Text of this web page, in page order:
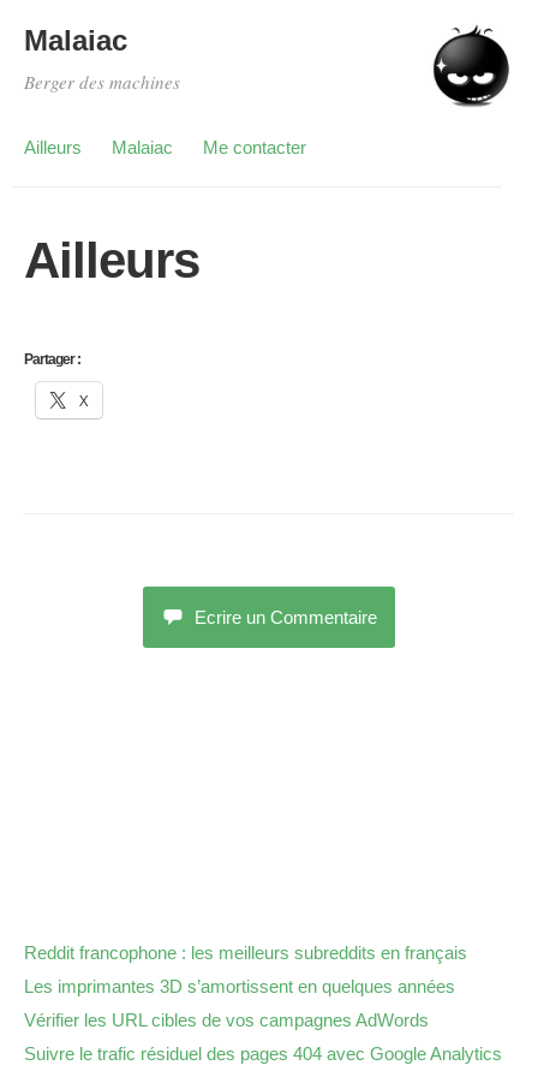
Malaiac
Berger des machines
Ailleurs Malaiac Me contacter
Ailleurs
Partager :
X
Ecrire un Commentaire
Reddit francophone : les meilleurs subreddits en français
Les imprimantes 3D s’amortissent en quelques années
Vérifier les URL cibles de vos campagnes AdWords
Suivre le trafic résiduel des pages 404 avec Google Analytics